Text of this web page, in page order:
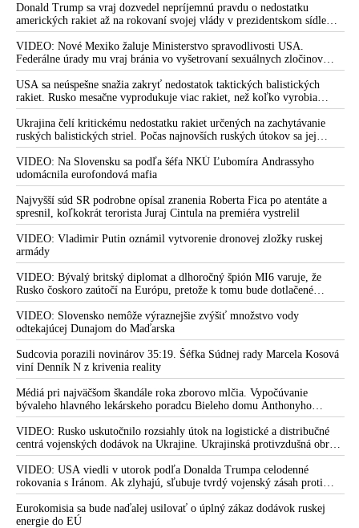
Donald Trump sa vraj dozvedel nepríjemnú pravdu o nedostatku
amerických rakiet až na rokovaní svojej vlády v prezidentskom sídle
Camp David v Marylande, a preto musel odložiť plánované útoky na
Irán. Prezident USA sa pre to údajne pohádal so šéfom Pentagónu, lebo
bol presvedčený o opaku
VIDEO: Nové Mexiko žaluje Ministerstvo spravodlivosti USA.
Federálne úrady mu vraj bránia vo vyšetrovaní sexuálnych zločinov
organizátora pedofilnej siete Jeffreyho Epsteina. Ten mal nariadiť, aby
dve dievčatá zo zahraničia, ktoré boli uškrtené počas drsného
fetišistického sexu, pochovali v blízkosti jeho ranča v tomto americkom
štáte
USA sa neúspešne snažia zakryť nedostatok taktických balistických
rakiet. Rusko mesačne vyprodukuje viac rakiet, než koľko vyrobia
všetci producenti systémov Patriot dohromady
Ukrajina čelí kritickému nedostatku rakiet určených na zachytávanie
ruských balistických striel. Počas najnovších ruských útokov sa jej
nepodarilo zostreliť ani jednu. Volodymyr Zelenskyj sa v zúfalstve snaží
prostredníctvom NATO zabezpečiť ich dodávky
VIDEO: Na Slovensku sa podľa šéfa NKÚ Ľubomíra Andrassyho
udomácnila eurofondová mafia
Najvyšší súd SR podrobne opísal zranenia Roberta Fica po atentáte a
spresnil, koľkokrát terorista Juraj Cintula na premiéra vystrelil
VIDEO: Vladimir Putin oznámil vytvorenie dronovej zložky ruskej
armády
VIDEO: Bývalý britský diplomat a dlhoročný špión MI6 varuje, že
Rusko čoskoro zaútočí na Európu, pretože k tomu bude dotlačené
rovnako, ako bolo dotlačené k invázii na Ukrajinu v roku 2022.
Zelenskyj medzitým v Kyjeve naliehal na zhromaždených diplomatov,
aby vo svete zháňali energie pre Ukrajinu na zimu. Putin vraj bude
mobilizovať a vojna sa do zimy pravdepodobne neskončí
VIDEO: Slovensko nemôže výraznejšie zvýšiť množstvo vody
odtekajúcej Dunajom do Maďarska
Sudcovia porazili novinárov 35:19. Šéfka Súdnej rady Marcela Kosová
viní Denník N z krivenia reality
Médiá pri najväčšom škandále roka zborovo mlčia. Vypočúvanie
bývaleho hlavného lekárskeho poradcu Bieleho domu Anthonyho
Fauciho pred výborom amerického Senátu väčšina médií ignorovala
VIDEO: Rusko uskutočnilo rozsiahly útok na logistické a distribučné
centrá vojenských dodávok na Ukrajine. Ukrajinská protivzdušná obrana
nedokázala počas ničivého nočného útoku na Kyjev a jeho okolie
zachytiť ani jednu ruskú raketu
VIDEO: USA viedli v utorok podľa Donalda Trumpa celodenné
rokovania s Iránom. Ak zlyhajú, sľubuje tvrdý vojenský zásah proti
Teheránu
Eurokomisia sa bude naďalej usilovať o úplný zákaz dodávok ruskej
energie do EÚ